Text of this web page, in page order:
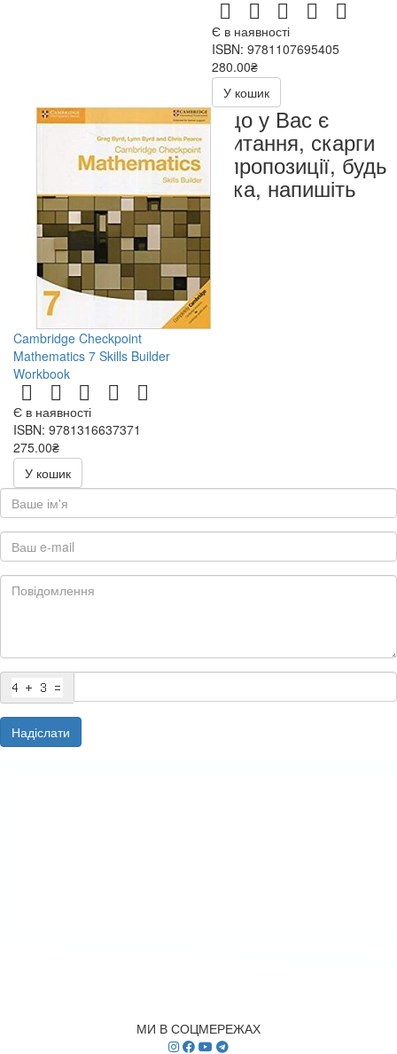
Є в наявності
ISBN: 9781107695405
280.00₴
560.00₴
У кошик
Cambridge Checkpoint
Mathematics 7 Skills Builder
Workbook
Є в наявності
ISBN: 9781316637371
275.00₴
550.00₴
У кошик
Якщо у Вас є
запитання, скарги
чи пропозиції, будь
ласка, напишіть
нам
Надіслати
МИ В СОЦМЕРЕЖАХ